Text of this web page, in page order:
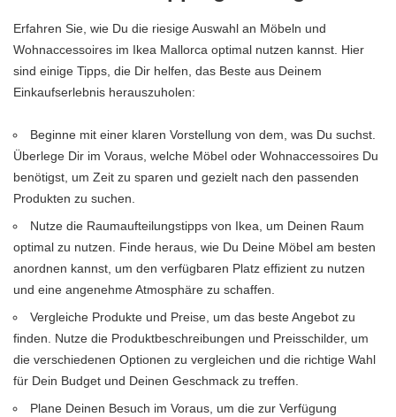
Erfahren Sie, wie Du die riesige Auswahl an Möbeln und
Wohnaccessoires im Ikea Mallorca optimal nutzen kannst. Hier
sind einige Tipps, die Dir helfen, das Beste aus Deinem
Einkaufserlebnis herauszuholen:
Beginne mit einer klaren Vorstellung von dem, was Du suchst.
Überlege Dir im Voraus, welche Möbel oder Wohnaccessoires Du
benötigst, um Zeit zu sparen und gezielt nach den passenden
Produkten zu suchen.
Nutze die Raumaufteilungstipps von Ikea, um Deinen Raum
optimal zu nutzen. Finde heraus, wie Du Deine Möbel am besten
anordnen kannst, um den verfügbaren Platz effizient zu nutzen
und eine angenehme Atmosphäre zu schaffen.
Vergleiche Produkte und Preise, um das beste Angebot zu
finden. Nutze die Produktbeschreibungen und Preisschilder, um
die verschiedenen Optionen zu vergleichen und die richtige Wahl
für Dein Budget und Deinen Geschmack zu treffen.
Plane Deinen Besuch im Voraus, um die zur Verfügung